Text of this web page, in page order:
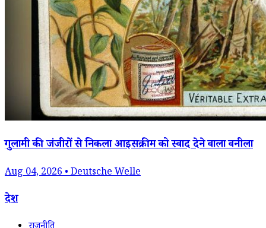
गुलामी की जंजीरों से निकला आइसक्रीम को स्वाद देने वाला वनीला
Aug 04, 2026 • Deutsche Welle
देश